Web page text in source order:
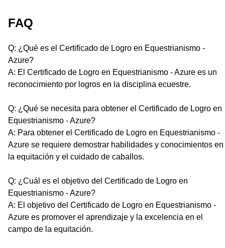
FAQ
Q: ¿Qué es el Certificado de Logro en Equestrianismo -
Azure?
A: El Certificado de Logro en Equestrianismo - Azure es un
reconocimiento por logros en la disciplina ecuestre.
Q: ¿Qué se necesita para obtener el Certificado de Logro en
Equestrianismo - Azure?
A: Para obtener el Certificado de Logro en Equestrianismo -
Azure se requiere demostrar habilidades y conocimientos en
la equitación y el cuidado de caballos.
Q: ¿Cuál es el objetivo del Certificado de Logro en
Equestrianismo - Azure?
A: El objetivo del Certificado de Logro en Equestrianismo -
Azure es promover el aprendizaje y la excelencia en el
campo de la equitación.